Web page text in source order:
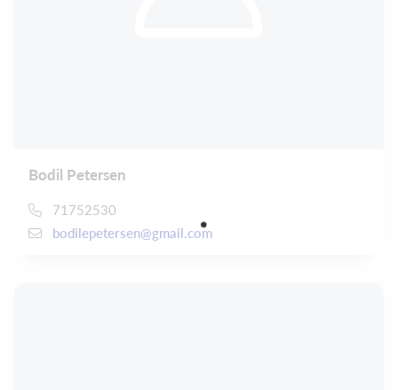
Bodil Petersen
71752530
bodilepetersen@gmail.com